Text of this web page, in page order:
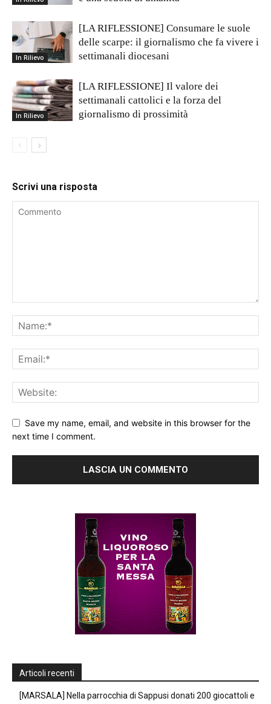
In Rilievo
[LA RIFLESSIONE] Consumare le suole
delle scarpe: il giornalismo che fa vivere i
settimanali diocesani
In Rilievo
[LA RIFLESSIONE] Il valore dei
settimanali cattolici e la forza del
giornalismo di prossimità
Scrivi una risposta
Save my name, email, and website in this browser for the
next time I comment.
Articoli recenti
[MARSALA] Nella parrocchia di Sappusi donati 200 giocattoli e